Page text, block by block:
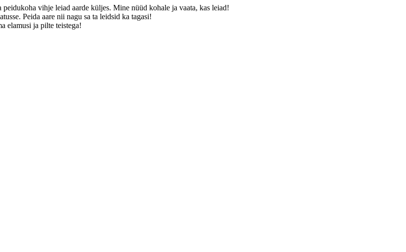
vihje leiad aarde küljes. Mine nüüd kohale ja vaata, kas leiad!
Peida aare nii nagu sa ta leidsid ka tagasi!
elamusi ja pilte teistega!